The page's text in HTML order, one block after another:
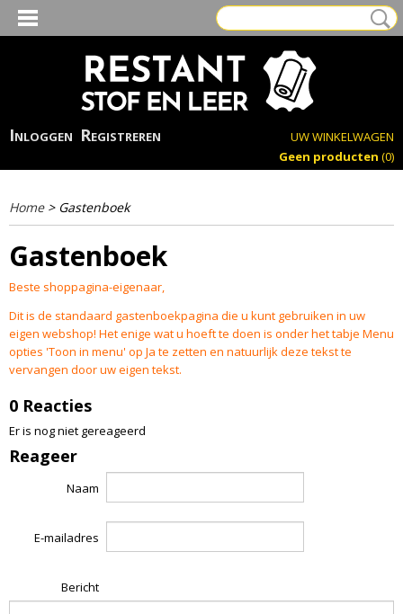
Inloggen Registreren
UW WINKELWAGEN
Geen producten (0)
Home> Gastenboek
Gastenboek
Beste shoppagina-eigenaar,
Dit is de standaard gastenboekpagina die u kunt gebruiken in uw
eigen webshop! Het enige wat u hoeft te doen is onder het tabje Menu
opties 'Toon in menu' op Ja te zetten en natuurlijk deze tekst te
vervangen door uw eigen tekst.
0 Reacties
Er is nog niet gereageerd
Reageer
Naam
E-mailadres
Bericht